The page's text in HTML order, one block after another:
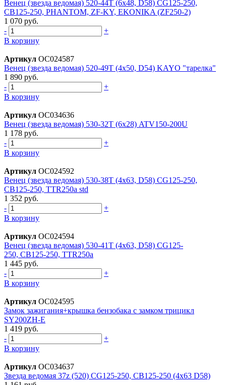
Венец (звезда ведомая) 520-44T (6х48, D58) CG125-250,
CB125-250, PHANTOM, ZF-KY, EKONIKA (ZF250-2)
1 070 руб.
-
+
В корзину
Артикул ОС024587
Венец (звезда ведомая) 520-49T (4x50, D54) KAYO "тарелка"
1 890 руб.
-
+
В корзину
Артикул ОС034636
Венец (звезда ведомая) 530-32T (6x28) ATV150-200U
1 178 руб.
-
+
В корзину
Артикул ОС024592
Венец (звезда ведомая) 530-38T (4x63, D58) CG125-250,
CB125-250, TTR250a std
1 352 руб.
-
+
В корзину
Артикул ОС024594
Венец (звезда ведомая) 530-41T (4x63, D58) CG125-
250, CB125-250, TTR250a
1 445 руб.
-
+
В корзину
Артикул ОС024595
Замок зажигания+крышка бензобака с замком трицикл
SY200ZH-E
1 419 руб.
-
+
В корзину
Артикул ОС034637
Звезда ведомая 37z (520) CG125-250, CB125-250 (4х63 D58)